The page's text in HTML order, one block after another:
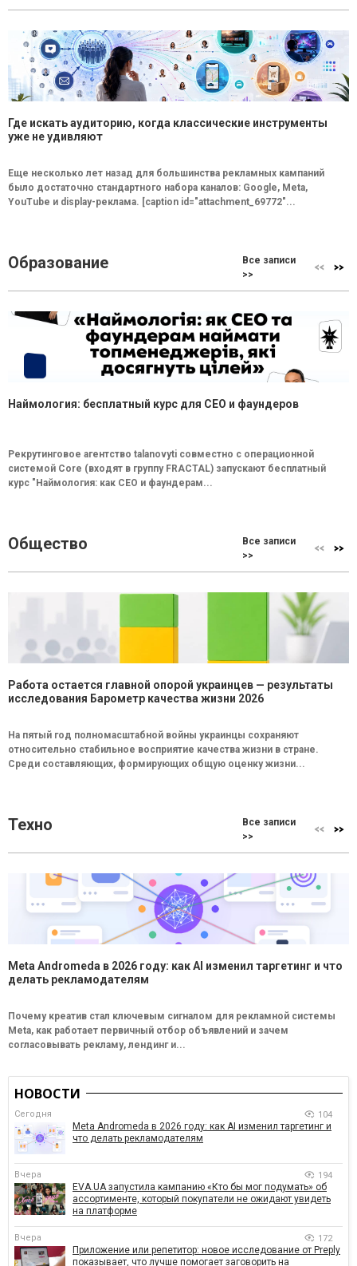
Где искать аудиторию, когда классические инструменты
уже не удивляют
Еще несколько лет назад для большинства рекламных кампаний
было достаточно стандартного набора каналов: Google, Meta,
YouTube и display-реклама. [caption id="attachment_69772"...
Образование
Все записи
>>
Наймология: бесплатный курс для CEO и фаундеров
Рекрутинговое агентство talanovyti совместно с операционной
системой Core (входят в группу FRACTAL) запускают бесплатный
курс "Наймология: как СEO и фаундерам...
Общество
Все записи
>>
Работа остается главной опорой украинцев — результаты
исследования Барометр качества жизни 2026
На пятый год полномасштабной войны украинцы сохраняют
относительно стабильное восприятие качества жизни в стране.
Среди составляющих, формирующих общую оценку жизни...
Техно
Все записи
>>
Meta Andromeda в 2026 году: как AI изменил таргетинг и что
делать рекламодателям
Почему креатив стал ключевым сигналом для рекламной системы
Meta, как работает первичный отбор объявлений и зачем
согласовывать рекламу, лендинг и...
НОВОСТИ
Сегодня 104
Meta Andromeda в 2026 году: как AI изменил таргетинг и
что делать рекламодателям
Вчера 194
EVA.UA запустила кампанию «Кто бы мог подумать» об
ассортименте, который покупатели не ожидают увидеть
на платформе
Вчера 172
Приложение или репетитор: новое исследование от Preply
показывает, что лучше помогает заговорить на